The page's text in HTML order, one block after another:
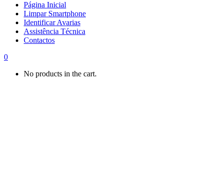
Página Inicial
Limpar Smartphone
Identificar Avarias
Assistência Técnica
Contactos
0
No products in the cart.